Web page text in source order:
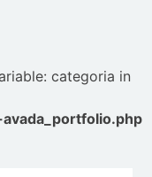
categoria in